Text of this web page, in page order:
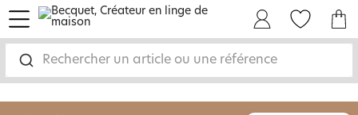
Rechercher un article ou une référence
menu
-30% sur votre commandedès 2 articles
livraison GRATUITEdès 110€ d'achat